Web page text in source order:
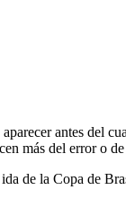
antes del
más del error o
ida de la Copa de